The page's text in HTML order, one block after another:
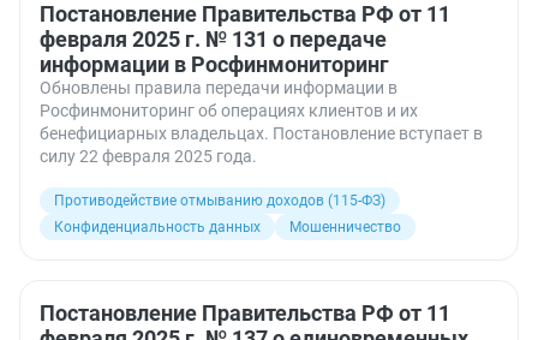
Постановление Правительства РФ от 11
февраля 2025 г. № 131 о передаче
информации в Росфинмониторинг
Обновлены правила передачи информации в
Росфинмониторинг об операциях клиентов и их
бенефициарных владельцах. Постановление вступает в
силу 22 февраля 2025 года.
Противодействие отмыванию доходов (115-ФЗ)
Конфиденциальность данных
Мошенничество
Постановление Правительства РФ от 11